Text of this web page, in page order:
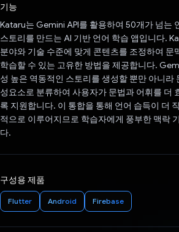
기능
Kataru는 Gemini API를 활용하여 50개가 넘는
스토리를 만드는 AI 기반 언어 학습 앱입니다.
분야와 기술 수준에 맞게 콘텐츠를 조정하여 문
학습할 수 있는 고유한 방법을 제공합니다.
성 높은 역동적인 스토리를 생성할 뿐만 아니라
성요소로 분류하여 사용자가 문법과 어휘를 더
록 지원합니다. 이 통합을 통해 언어 습득이 더
적으로 이루어지므로 학습자에게 풍부한 맥락
다.
구성용 제품
Flutter Android Firebase